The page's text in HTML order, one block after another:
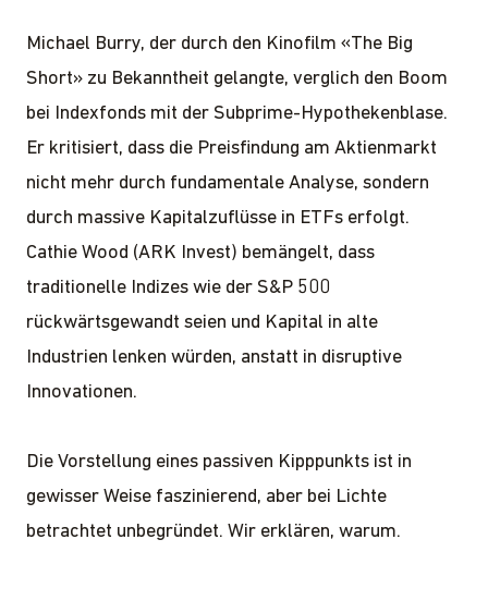
Michael Burry, der durch den Kinofilm «The Big
Short» zu Bekanntheit gelangte, verglich den Boom
bei Indexfonds mit der Subprime-Hypothekenblase.
Er kritisiert, dass die Preisfindung am Aktienmarkt
nicht mehr durch fundamentale Analyse, sondern
durch massive Kapitalzuflüsse in ETFs erfolgt.
Cathie Wood (ARK Invest) bemängelt, dass
traditionelle Indizes wie der S&P 500
rückwärtsgewandt seien und Kapital in alte
Industrien lenken würden, anstatt in disruptive
Innovationen.
Die Vorstellung eines passiven Kipppunkts ist in
gewisser Weise faszinierend, aber bei Lichte
betrachtet unbegründet. Wir erklären, warum.